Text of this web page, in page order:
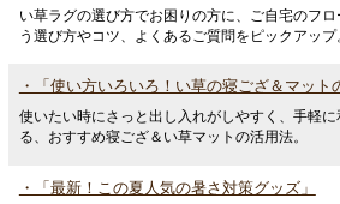
い草ラグの選び方でお困りの方に、ご自宅のフ
う選び方やコツ、よくあるご質問をピックアップ
・「使い方いろいろ！い草の寝ござ＆マット
使いたい時にさっと出し入れがしやすく、手軽
る、おすすめ寝ござ＆い草マットの活用法。
・「最新！この夏人気の暑さ対策グッズ」